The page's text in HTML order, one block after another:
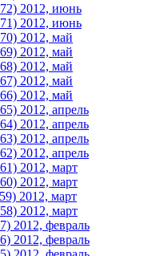
2012, июнь
2012, июнь
2012, май
2012, май
2012, май
2012, май
2012, май
2012, апрель
2012, апрель
2012, апрель
2012, апрель
2012, март
2012, март
2012, март
2012, март
2012, февраль
2012, февраль